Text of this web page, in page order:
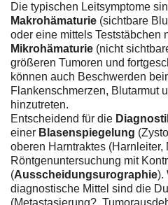
Die typischen Leitsymptome
Makrohämaturie (sichtbare
oder eine mittels Teststäbchen
Mikrohämaturie (nicht
größeren Tumoren und
können auch Beschwerden
Flankenschmerzen, Blutarmut
hinzutreten.
Entscheidend für die
einer Blasenspiegelung
oberen Harntraktes
Röntgenuntersuchung mit
(Ausscheidungsurographie).
diagnostische Mittel sind die
(Metastasierung?,